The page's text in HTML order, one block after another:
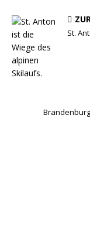
St.